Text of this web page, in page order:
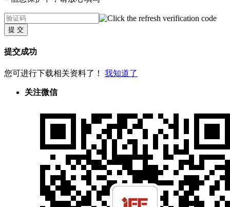
提 交
提交成功
您可进行下载相关资料了！ 我知道了
关注微信